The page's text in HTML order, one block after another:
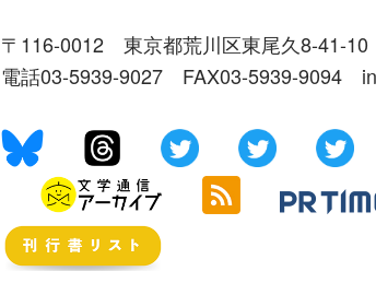
〒116-0012 東京都荒川区東尾久8-41-
電話03-5939-9027 FAX03-5939-9094